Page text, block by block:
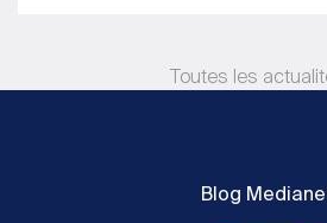
Toutes les
Blog